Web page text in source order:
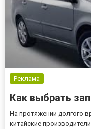
Реклама
Как выбрать
На протяжении долгого
китайские